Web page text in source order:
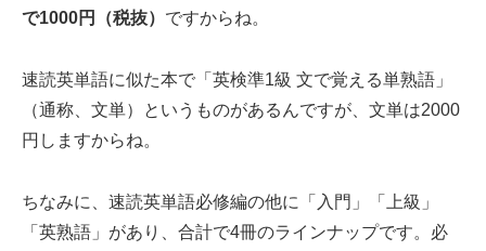
で1000円（税抜） ですからね。
速読英単語に似た本で「英検準1級 文で覚える単熟語」
（通称、文単）というものがあるんですが、文単は2000
円しますからね。
ちなみに、速読英単語必修編の他に「入門」「上級」
「英熟語」があり、合計で4冊のラインナップです。必